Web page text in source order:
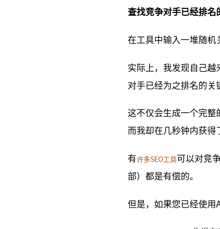
查找竞争对手已经排名
在工具中输入一堆随机
实际上，我发现自己越
对手已经为之排名的关
这不仅会生成一个完
而我却在几秒钟内获
有许多SEO工具可以对竞
部）都是有偿的。
但是，如果您已经使用